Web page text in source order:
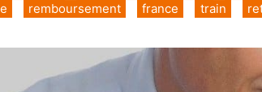
train
france
remboursement